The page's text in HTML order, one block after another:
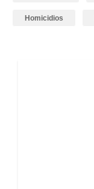
Homicidios